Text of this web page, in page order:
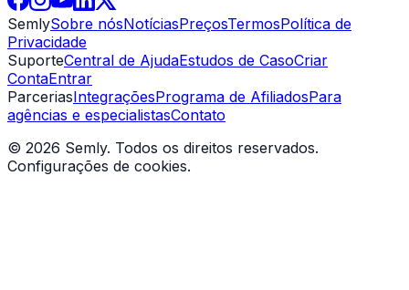
SemlySobre nósNotíciasPreçosTermosPolítica de
Privacidade
SuporteCentral de AjudaEstudos de CasoCriar
ContaEntrar
ParceriasIntegraçõesPrograma de AfiliadosPara
agências e especialistasContato
© 2026 Semly. Todos os direitos reservados.
Configurações de cookies.